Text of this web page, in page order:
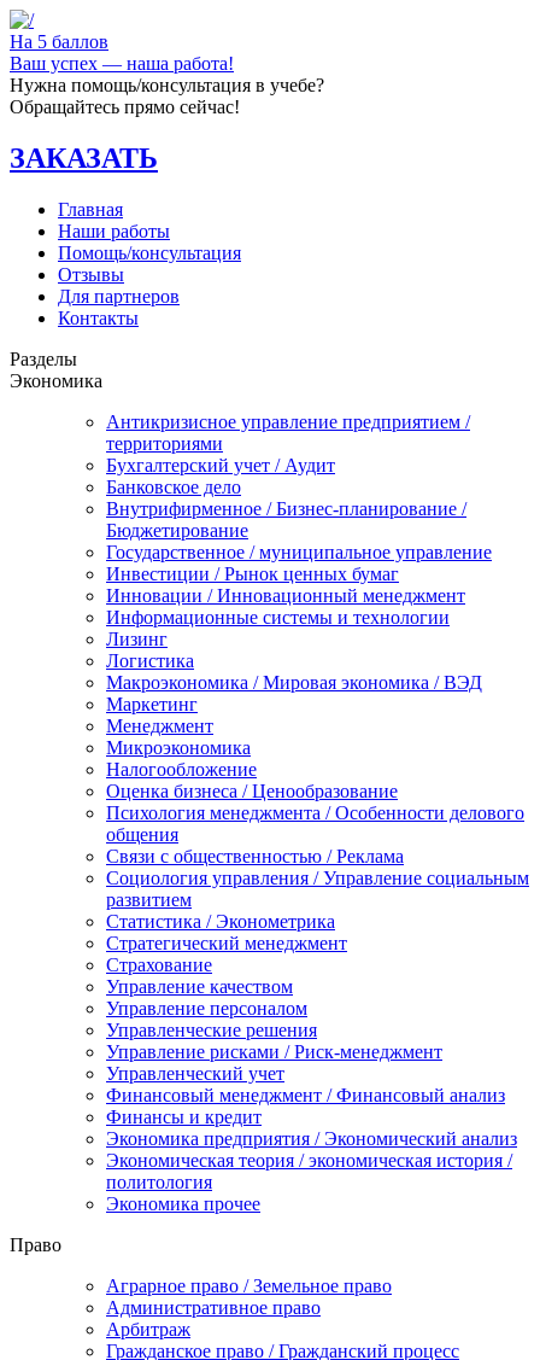
На 5 баллов
Ваш успех — наша работа!
Нужна помощь/консультация в учебе?
Обращайтесь прямо сейчас!
ЗАКАЗАТЬ
Главная
Наши работы
Помощь/консультация
Отзывы
Для партнеров
Контакты
Разделы
Экономика
Антикризисное управление предприятием /
территориями
Бухгалтерский учет / Аудит
Банковское дело
Внутрифирменное / Бизнес-планирование /
Бюджетирование
Государственное / муниципальное управление
Инвестиции / Рынок ценных бумаг
Инновации / Инновационный менеджмент
Информационные системы и технологии
Лизинг
Логистика
Макроэкономика / Мировая экономика / ВЭД
Маркетинг
Менеджмент
Микроэкономика
Налогообложение
Оценка бизнеса / Ценообразование
Психология менеджмента / Особенности делового
общения
Связи с общественностью / Реклама
Социология управления / Управление социальным
развитием
Статистика / Эконометрика
Стратегический менеджмент
Страхование
Управление качеством
Управление персоналом
Управленческие решения
Управление рисками / Риск-менеджмент
Управленческий учет
Финансовый менеджмент / Финансовый анализ
Финансы и кредит
Экономика предприятия / Экономический анализ
Экономическая теория / экономическая история /
политология
Экономика прочее
Право
Аграрное право / Земельное право
Административное право
Арбитраж
Гражданское право / Гражданский процесс